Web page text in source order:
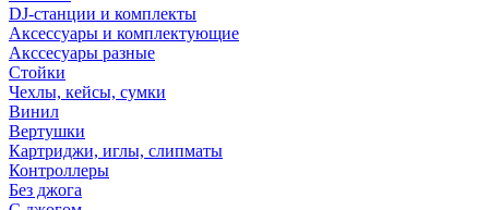
DJ-станции и комплекты
Аксессуары и комплектующие
Акссесуары разные
Стойки
Чехлы, кейсы, сумки
Винил
Вертушки
Картриджи, иглы, слипматы
Контроллеры
Без джога